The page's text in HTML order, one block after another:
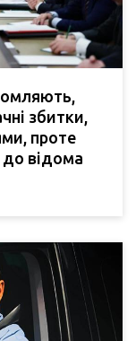
збитки,
проте
відома